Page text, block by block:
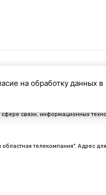
ЭЛ № ФС 77 - 91024 от 24
связи, информационных
телекомпания". Адрес
на обработку данных в